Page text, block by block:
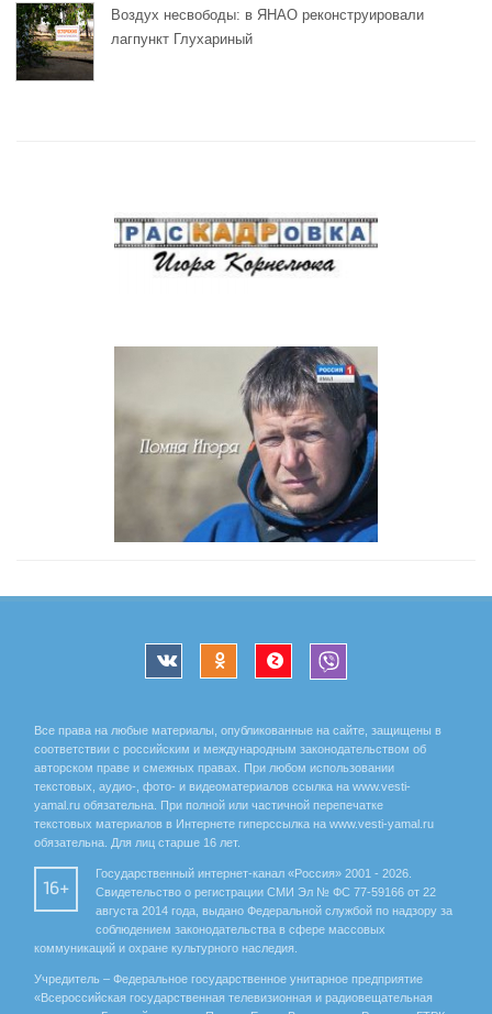
Воздух несвободы: в ЯНАО реконструировали
лагпункт Глухариный
Все права на любые материалы, опубликованные на сайте, защищены в
соответствии с российским и международным законодательством об
авторском праве и смежных правах. При любом использовании
текстовых, аудио-, фото- и видеоматериалов ссылка на www.vesti-
yamal.ru обязательна. При полной или частичной перепечатке
текстовых материалов в Интернете гиперссылка на www.vesti-yamal.ru
обязательна. Для лиц старше 16 лет.
16+
Государственный интернет-канал «Россия» 2001 - 2026.
Свидетельство о регистрации СМИ Эл № ФС 77-59166 от 22
августа 2014 года, выдано Федеральной службой по надзору за
соблюдением законодательства в сфере массовых
коммуникаций и охране культурного наследия.
Учредитель – Федеральное государственное унитарное предприятие
«Всероссийская государственная телевизионная и радиовещательная